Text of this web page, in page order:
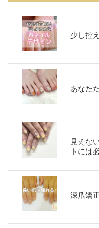
少し控
あなた
見えな
トには
深爪矯